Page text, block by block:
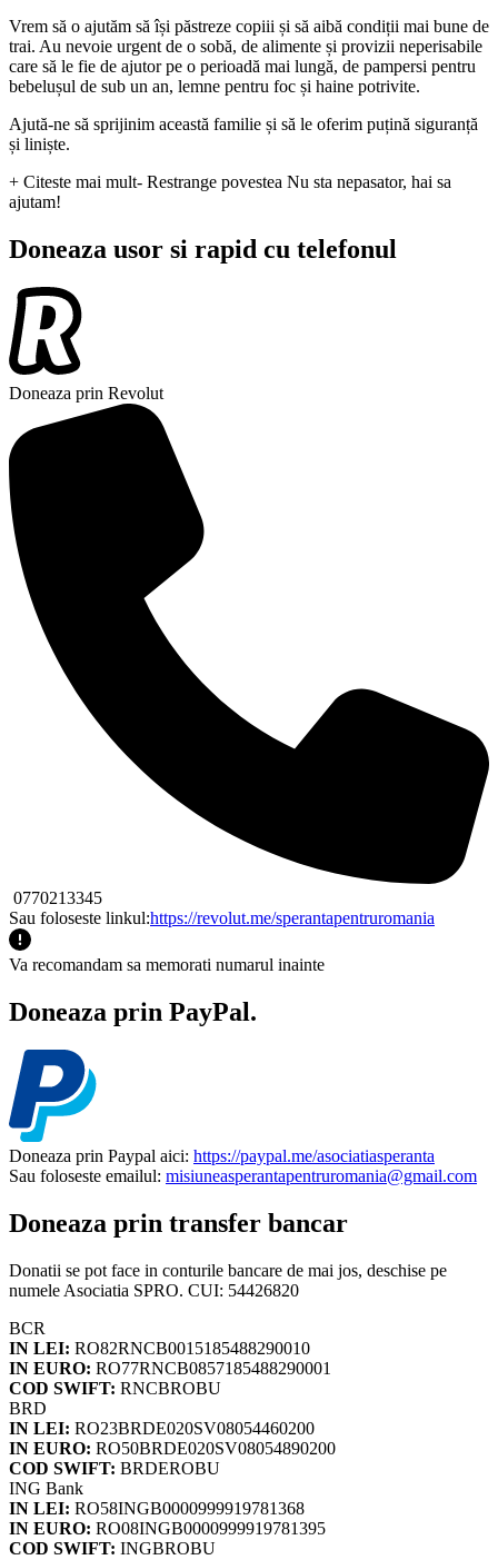
Vrem să o ajutăm să își păstreze copiii și să aibă condiții mai bune de
trai. Au nevoie urgent de o sobă, de alimente și provizii neperisabile
care să le fie de ajutor pe o perioadă mai lungă, de pampersi pentru
bebelușul de sub un an, lemne pentru foc și haine potrivite.
Ajută-ne să sprijinim această familie și să le oferim puțină siguranță
și liniște.
+ Citeste mai mult- Restrange povestea Nu sta nepasator, hai sa
ajutam!
Doneaza usor si rapid cu telefonul
Doneaza prin Revolut
0770213345
Sau foloseste linkul:https://revolut.me/sperantapentruromania
Va recomandam sa memorati numarul inainte
Doneaza prin PayPal.
Doneaza prin Paypal aici: https://paypal.me/asociatiasperanta
Sau foloseste emailul: misiuneasperantapentruromania@gmail.com
Doneaza prin transfer bancar
Donatii se pot face in conturile bancare de mai jos, deschise pe
numele Asociatia SPRO. CUI: 54426820
BCR
IN LEI: RO82RNCB0015185488290010
IN EURO: RO77RNCB0857185488290001
COD SWIFT: RNCBROBU
BRD
IN LEI: RO23BRDE020SV08054460200
IN EURO: RO50BRDE020SV08054890200
COD SWIFT: BRDEROBU
ING Bank
IN LEI: RO58INGB0000999919781368
IN EURO: RO08INGB0000999919781395
COD SWIFT: INGBROBU